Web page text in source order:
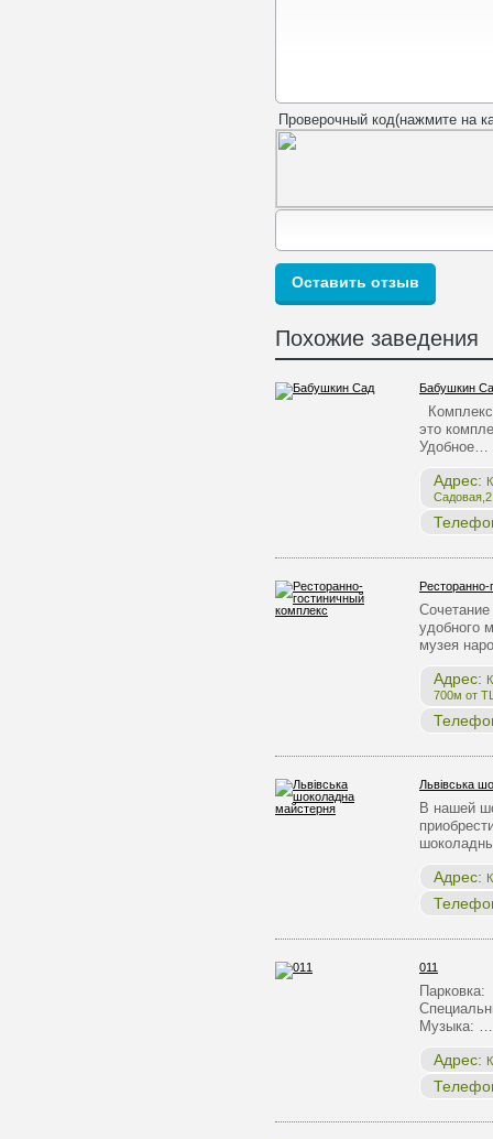
Проверочный код(нажмите на
Похожие заведения
Бабушкин
это
Удобное…
Адрес:
удобного
музея
Адрес:
700м от
Львівська
В нашей
Адрес:
011
Музыка: …
Адрес: